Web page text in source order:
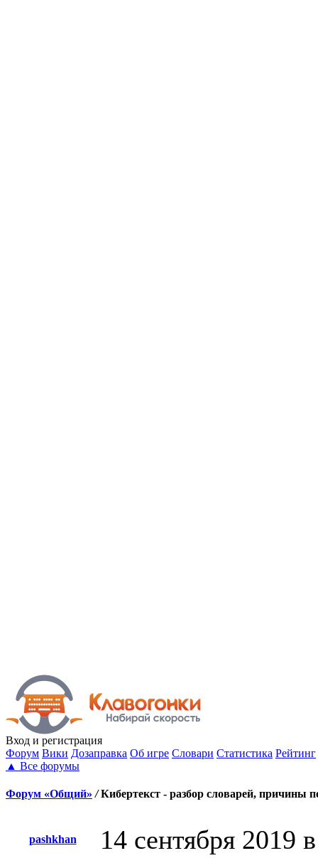
Вход и регистрация
Форум Вики Дозаправка Об игре Словари Статистика Рейтинг
▲ Все форумы
Форум «Общий» / Кибертекст - разбор словарей, причины
pashkhan 14 сентября 2019